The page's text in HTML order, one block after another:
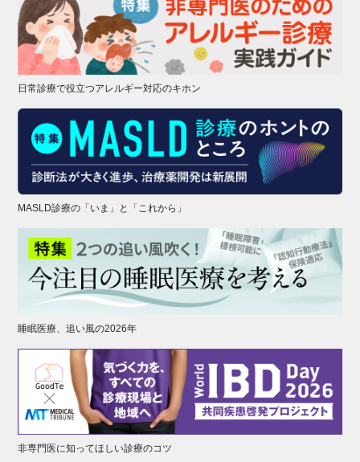
日常診療で役立つアレルギー対応のキホン
MASLD診療の「いま」と「これから」
睡眠医療、追い風の2026年
非専門医に知ってほしい診療のコツ